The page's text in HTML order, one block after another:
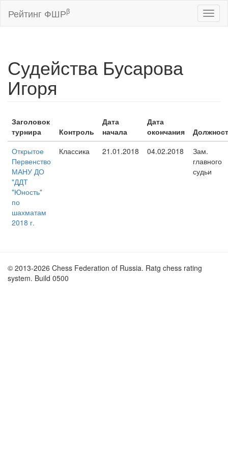
Рейтинг ФШРβ
Судейства Бусарова
Игоря
Заголовок
турнира
Контроль
Дата
начала
Дата
окончания
Открытое
Первенство
МАНУ ДО
"ДДТ
"Юность"
по
шахматам
2018 г.
Классика 21.01.2018 04.02.2018
Зам.
главного
судьи
© 2013-2026 Chess Federation of Russia. Ratg chess rating
system. Build 0500